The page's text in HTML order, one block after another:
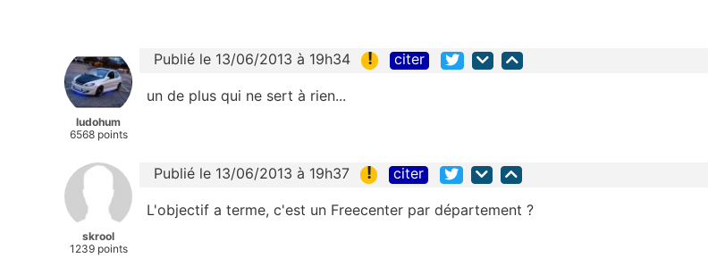
ludohum
6568 points
Publié le 13/06/2013 à 19h34 ! citer
un de plus qui ne sert à rien...
skrool
1239 points
Publié le 13/06/2013 à 19h37 ! citer
L'objectif a terme, c'est un Freecenter par département ?